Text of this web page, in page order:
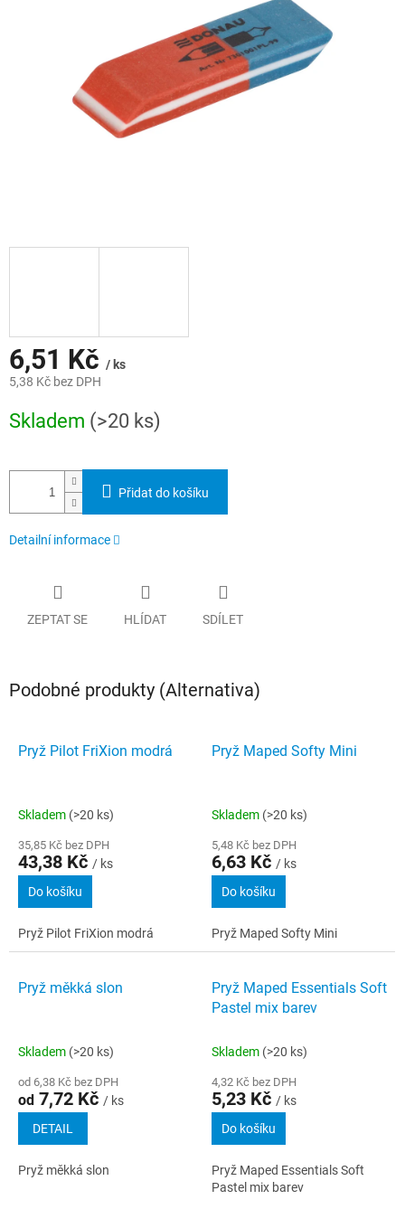
6,51 Kč / ks
5,38 Kč bez DPH
cena:
Skladem (>20 ks)
Přidat do košíku
Detailní informace
ZEPTAT SE HLÍDAT SDÍLET
Podobné produkty (Alternativa)
Pryž Pilot FriXion modrá
Skladem (>20 ks)
35,85 Kč bez DPH
43,38 Kč / ks
Do košíku
Pryž Pilot FriXion modrá
Pryž Maped Softy Mini
Skladem (>20 ks)
5,48 Kč bez DPH
6,63 Kč / ks
Do košíku
Pryž Maped Softy Mini
Pryž měkká slon
Skladem (>20 ks)
od 6,38 Kč bez DPH
od 7,72 Kč / ks
DETAIL
Pryž měkká slon
Pryž Maped Essentials Soft
Pastel mix barev
Skladem (>20 ks)
4,32 Kč bez DPH
5,23 Kč / ks
Do košíku
Pryž Maped Essentials Soft
Pastel mix barev